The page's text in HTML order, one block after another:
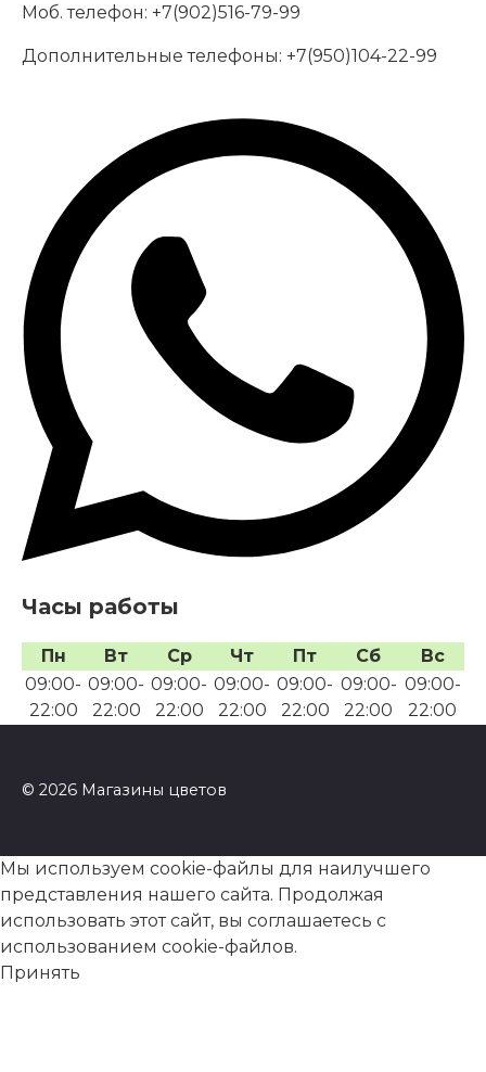
Моб. телефон: +7(902)516-79-99
Дополнительные телефоны: +7(950)104-22-99
Часы работы
Пн Вт Ср Чт Пт Сб
Вс
09:00-
22:00
09:00-
22:00
09:00-
22:00
09:00-
22:00
09:00-
22:00
09:00-
22:00
09:00-
22:00
© 2026 Магазины цветов
Мы используем cookie-файлы для наилучшего
представления нашего сайта. Продолжая
использовать этот сайт, вы соглашаетесь с
использованием cookie-файлов.
Принять